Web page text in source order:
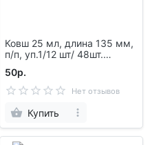
Ковш 25 мл, длина 135 мм,
п/п, уп.1/12 шт/ 48шт.
50р.
Нет отзывов
Купить